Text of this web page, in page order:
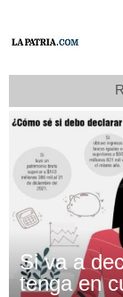
Si va a
tenga en